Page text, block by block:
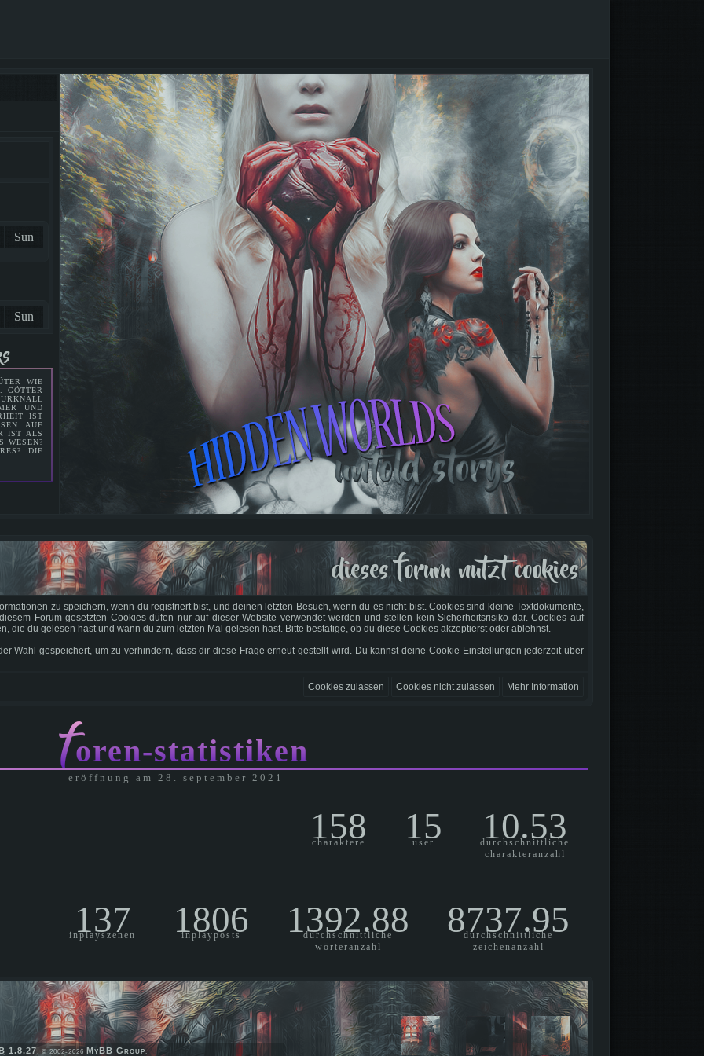
Sun
Sun
16
23
30
14
WIE
GÖTTER
UND
IST
AUF
IST ALS
WESEN?
DIE
IST DAS
NAMEN
DER
ÜBER
SIE
LAUFEN
WELT,
SEIT
WIEDER
SIEHT
LETZEN
SIEHT
EIGENE
dieses forum nutzt cookies
zu speichern, wenn du registriert bist, und deinen letzten Besuch, wenn du es nicht bist. Cookies sind kleine Textdokumente,
Forum gesetzten Cookies düfen nur auf dieser Website verwendet werden und stellen kein Sicherheitsrisiko dar. Cookies auf
die du gelesen hast und wann du zum letzten Mal gelesen hast. Bitte bestätige, ob du diese Cookies akzeptierst oder ablehnst.
Wahl gespeichert, um zu verhindern, dass dir diese Frage erneut gestellt wird. Du kannst deine Cookie-Einstellungen jederzeit über
foren-statistiken
eröffnung am 28. september 2021
158
charaktere 15
user 10.53
durchschnittliche
charakteranzahl
137
inplayszenen 1806
inplayposts 1392.88
durchschnittliche
wörteranzahl
8737.95
durchschnittliche
zeichenanzahl
1.8.27, © 2002-2026 MyBB Group.